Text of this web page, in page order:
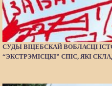
СУДЫ ВІЦЕБСКАЙ ВОБЛАСЦІ
“ЭКСТРЭМІСЦКІ” СПІС, ЯКІ